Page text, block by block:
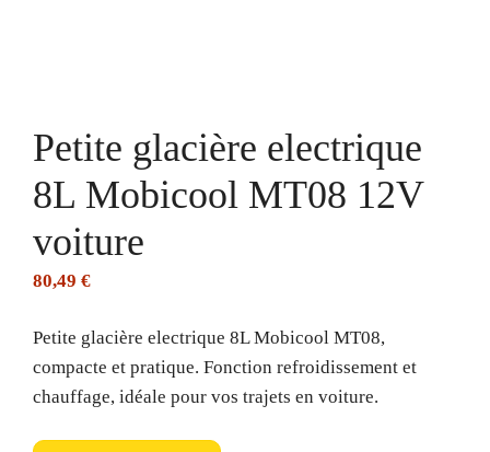
Petite glacière electrique
8L Mobicool MT08 12V
voiture
80,49 €
Petite glacière electrique 8L Mobicool MT08,
compacte et pratique. Fonction refroidissement et
chauffage, idéale pour vos trajets en voiture.